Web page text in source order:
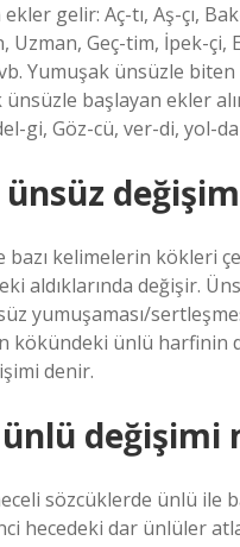
gelir: Aç-tı, Aş-çı,
Uzman, Geç-tim, İpek-çi,
Yumuşak ünsüzle
başlayan ekler
gi, Göz-cü, ver-di, yol-
bazı kelimelerin kökleri
aldıklarında değişir.
yumuşaması/
kökündeki ünlü harfinin
denir.
değişimi
sözcüklerde ünlü ile
hecedeki dar ünlüler